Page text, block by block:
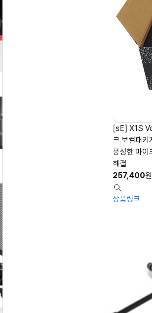
[sE] X1S
크 보컬패키
풍성한 마이
해결
257,400원
상품링크